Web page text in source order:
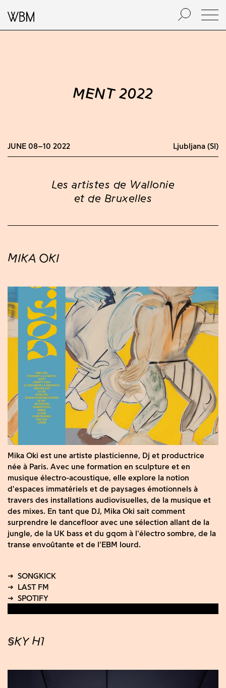
MENT 2022
JUNE 08–10 2022 Ljubljana (SI)
Les artistes de Wallonie
et de Bruxelles
MIKA OKI
Mika Oki est une artiste plasticienne, Dj et productrice
née à Paris. Avec une formation en sculpture et en
musique électro-acoustique, elle explore la notion
d'espaces immatériels et de paysages émotionnels à
travers des installations audiovisuelles, de la musique et
des mixes. En tant que DJ, Mika Oki sait comment
surprendre le dancefloor avec une sélection allant de la
jungle, de la UK bass et du gqom à l'électro sombre, de la
transe envoûtante et de l'EBM lourd.
SKY H1